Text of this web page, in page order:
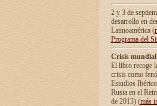
2 y 3 de
desarrollo en
Latinoamérica (
Programa del
Crisis
El libro recoge
crisis como
Estudios
Rusia en el
de 2013) (más